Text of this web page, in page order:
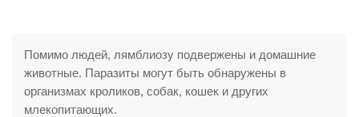
Помимо людей, лямблиозу подвержены и домашние
животные. Паразиты могут быть обнаружены в
организмах кроликов, собак, кошек и других
млекопитающих.